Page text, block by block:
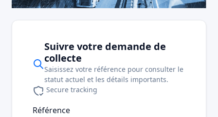
Suivre votre demande de
collecte
Saisissez votre référence pour consulter le
statut actuel et les détails importants.
Secure tracking
Référence